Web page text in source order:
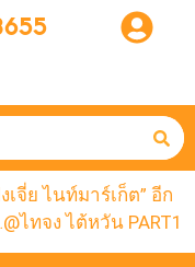
งเจี่ย ไนท์มาร์เก็ต” อีก
ไทจง ไต้หวัน PART1